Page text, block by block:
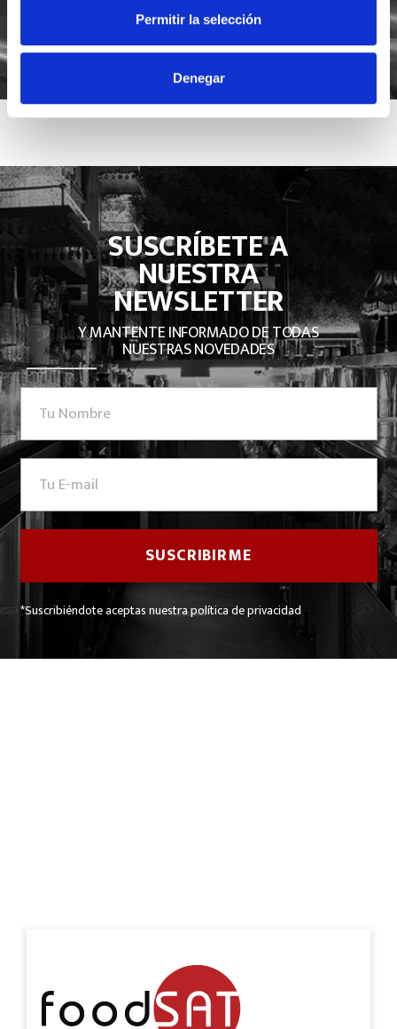
Permitir la selección
Denegar
SUSCRÍBETE A
NUESTRA
NEWSLETTER
Y MANTENTE INFORMADO DE TODAS
NUESTRAS NOVEDADES
*Suscribiéndote aceptas nuestra política de privacidad